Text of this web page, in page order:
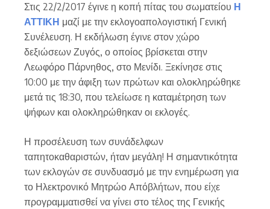
Στις 22/2/2017 έγινε η κοπή πίτας του σωματείου Η
ΑΤΤΙΚΗ μαζί με την εκλογοαπολογιστική Γενική
Συνέλευση. Η εκδήλωση έγινε στον χώρο
δεξιώσεων Ζυγός, ο οποίος βρίσκεται στην
Λεωφόρο Πάρνηθος, στο Μενίδι. Ξεκίνησε στις
10:00 με την άφιξη των πρώτων και ολοκληρώθηκε
μετά τις 18:30, που τελείωσε η καταμέτρηση των
ψήφων και ολοκληρώθηκαν οι εκλογές.
Η προσέλευση των συνάδελφων
ταπητοκαθαριστών, ήταν μεγάλη! Η σημαντικότητα
των εκλογών σε συνδυασμό με την ενημέρωση για
το Ηλεκτρονικό Μητρώο Απόβλήτων, που είχε
προγραμματισθεί να γίνει στο τέλος της Γενικής